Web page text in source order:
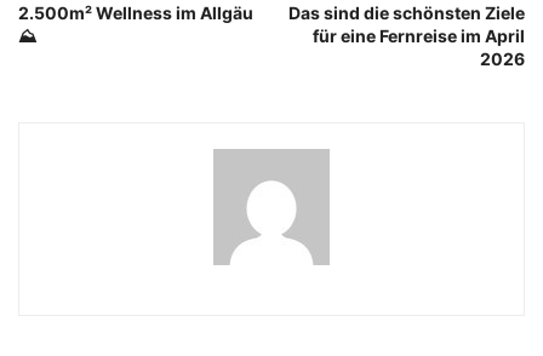
2.500m² Wellness im Allgäu
⛰️
Das sind die schönsten Ziele
für eine Fernreise im April
2026